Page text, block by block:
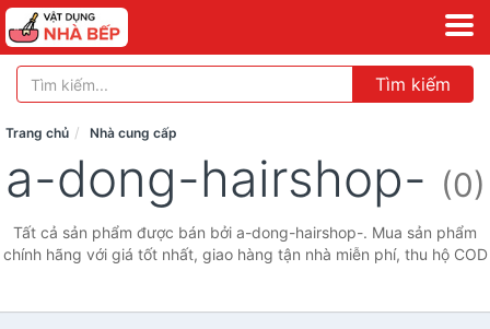
Tìm kiếm
Trang chủ Nhà cung cấp
a-dong-hairshop- (0)
Tất cả sản phẩm được bán bởi a-dong-hairshop-. Mua sản phẩm
chính hãng với giá tốt nhất, giao hàng tận nhà miễn phí, thu hộ COD